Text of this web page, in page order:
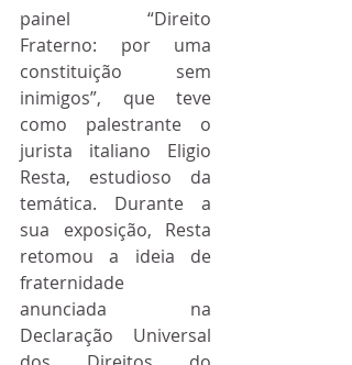
painel “Direito
Fraterno: por uma
constituição sem
inimigos”, que teve
como palestrante o
jurista italiano Eligio
Resta, estudioso da
temática. Durante a
sua exposição, Resta
retomou a ideia de
fraternidade
anunciada na
Declaração Universal